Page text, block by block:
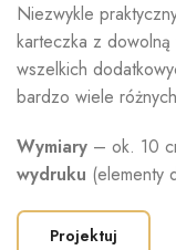
Niezwykle
karteczka z
wszelkich
bardzo wiele
Wymiary – ok. 10
wydruku (elementy
Projektuj